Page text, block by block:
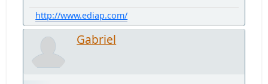
http://www.ediap.com/
Gabriel